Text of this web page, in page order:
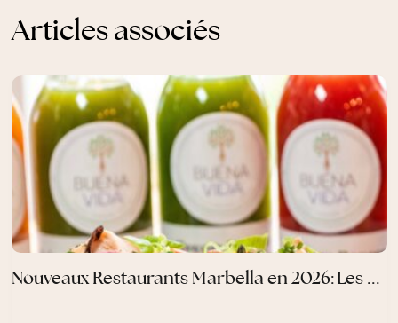
Articles associés
Nouveaux Restaurants Marbella en 2026: Les ...